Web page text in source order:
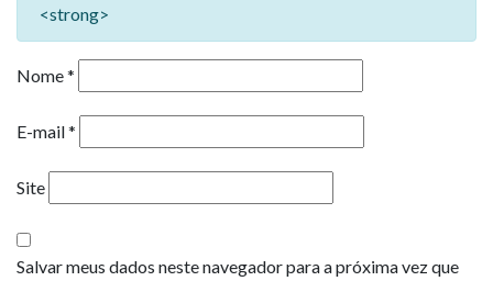
<strong>
Nome*
E-mail*
Site
Salvar meus dados neste navegador para a próxima vez que